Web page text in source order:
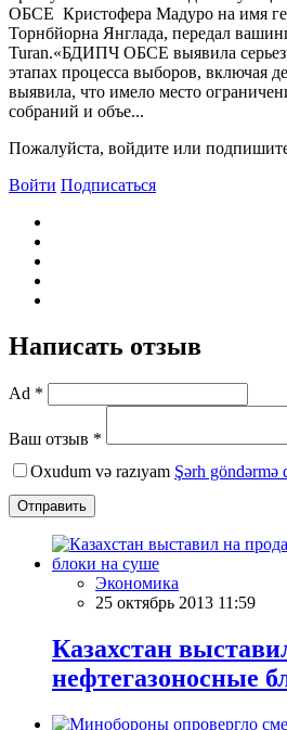
ОБСЕ Кристофера Мадуро на имя
Торнбйорна Янглада, передал
Turan.«БДИПЧ ОБСЕ выявила
этапах процесса выборов, включая
выявила, что имело место
собраний и объе...
Пожалуйста, войдите или
Войти Подписаться
Написать отзыв
Ad *
Ваш отзыв *
Oxudum və razıyam Şərh göndərmə
Отправить
Экономика
25 октябрь 2013 11:59
Казахстан
нефтегазоносные